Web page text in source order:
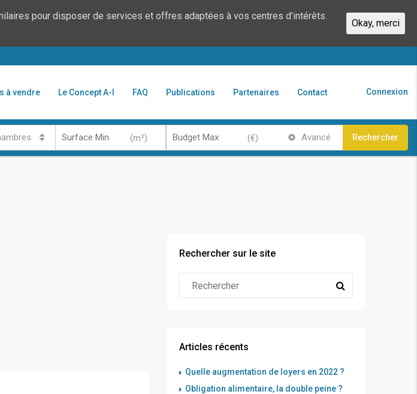
à vendre Le Concept A-I FAQ Publications Partenaires Contact Connexion
Avancé Rechercher
Rechercher sur le site
Articles récents
Quelle augmentation de loyers en 2022 ?
Obligation alimentaire, la double peine ?
pour disposer de services et offres adaptées à vos centres d’intérêts.
Okay, merci